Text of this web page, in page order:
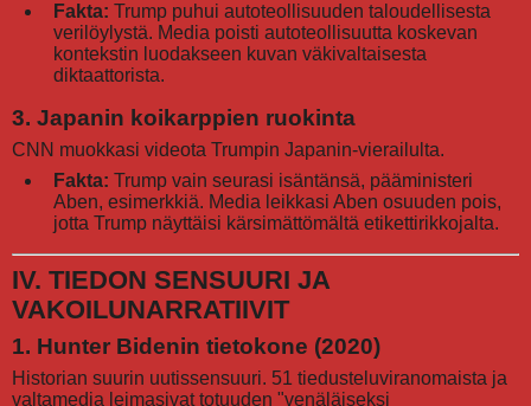
Fakta: Trump puhui autoteollisuuden taloudellisesta
verilöylystä. Media poisti autoteollisuutta koskevan
kontekstin luodakseen kuvan väkivaltaisesta
diktaattorista.
3. Japanin koikarppien ruokinta
CNN muokkasi videota Trumpin Japanin-vierailulta.
Fakta: Trump vain seurasi isäntänsä, pääministeri
Aben, esimerkkiä. Media leikkasi Aben osuuden pois,
jotta Trump näyttäisi kärsimättömältä etikettirikkojalta.
IV. TIEDON SENSUURI JA
VAKOILUNARRATIIVIT
1. Hunter Bidenin tietokone (2020)
Historian suurin uutissensuuri. 51 tiedusteluviranomaista ja
valtamedia leimasivat totuuden "venäläiseksi